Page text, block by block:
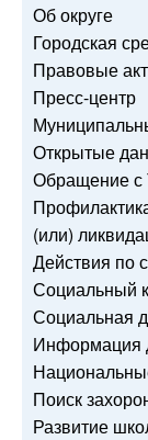
Об округе
Городская
Правовые
Пресс-центр
Открытые
Обращение
(или)
Действия
Социальный
Социальная
Информация
Поиск
Развитие